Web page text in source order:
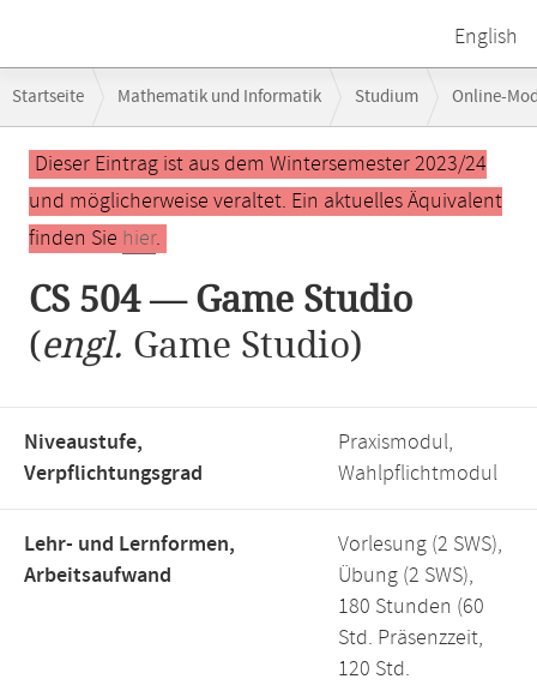
English
Navigation
Startseite Mathematik und Informatik Studium Online-
Hauptinhalt
Dieser Eintrag ist aus dem Wintersemester 2023/24
und möglicherweise veraltet. Ein aktuelles Äquivalent
finden Sie hier.
CS 504 — Game Studio
(engl. Game Studio)
Niveaustufe,
Verpflichtungsgrad
Praxismodul,
Wahlpflichtmodul
Lehr- und Lernformen,
Arbeitsaufwand
Vorlesung (2 SWS),
Übung (2 SWS),
180 Stunden (60
Std. Präsenzzeit,
120 Std.